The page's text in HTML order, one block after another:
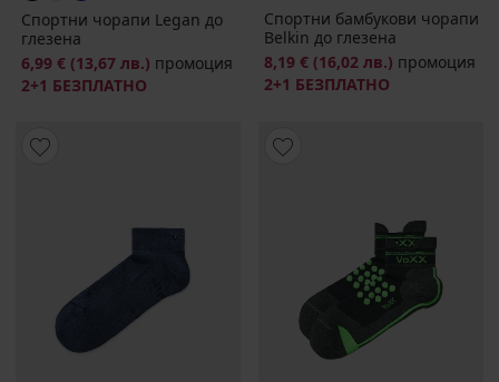
Спортни чорапи Legan до
глезена
6,99 € (13,67 лв.) промоция
2+1 БЕЗПЛАТНО
Спортни бамбукови чорапи
Belkin до глезена
8,19 € (16,02 лв.) промоция
2+1 БЕЗПЛАТНО